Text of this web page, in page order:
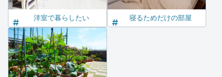
洋室で暮らしたい 寝るためだけの部屋